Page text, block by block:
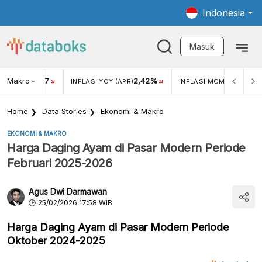
Indonesia
Masuk
Makro
USD/IDR 17 INFLASI YOY (APR)2,42% INFLASI MOM (MAR)
Home Data Stories Ekonomi & Makro
EKONOMI & MAKRO
Harga Daging Ayam di Pasar Modern Periode
Februari 2025-2026
Agus Dwi Darmawan
25/02/2026 17:58 WIB
Harga Daging Ayam di Pasar Modern Periode
Oktober 2024-2025